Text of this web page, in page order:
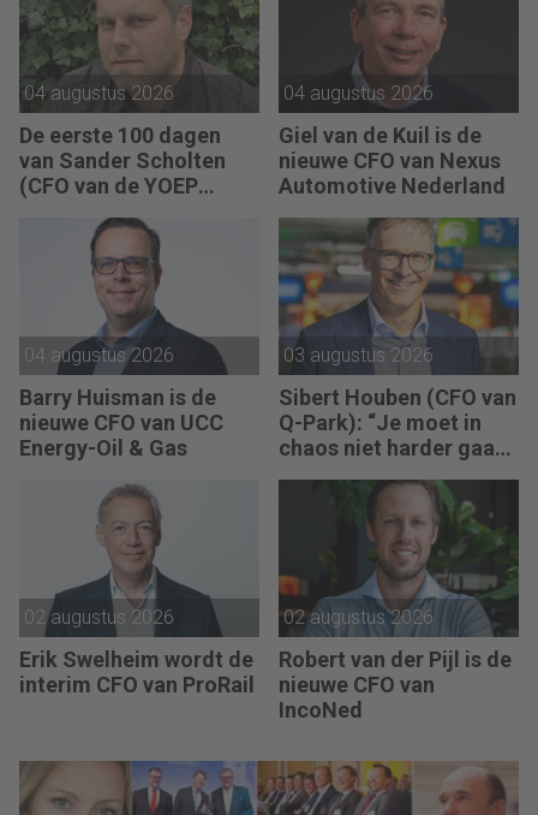
04 augustus 2026
De eerste 100 dagen
van Sander Scholten
(CFO van de YOEP
sturing werkt pas echt
als mensen begrijpen
waarom keuzes nodig
04 augustus 2026
Giel van de Kuil is de
nieuwe CFO van Nexus
Automotive Nederland
04 augustus 2026
Barry Huisman is de
nieuwe CFO van UCC
Energy-Oil & Gas
03 augustus 2026
Sibert Houben (CFO van
Q-Park): “Je moet in
chaos niet harder gaan
naar de fundamenten.”
02 augustus 2026
Erik Swelheim wordt de
interim CFO van ProRail
02 augustus 2026
Robert van der Pijl is de
nieuwe CFO van
IncoNed